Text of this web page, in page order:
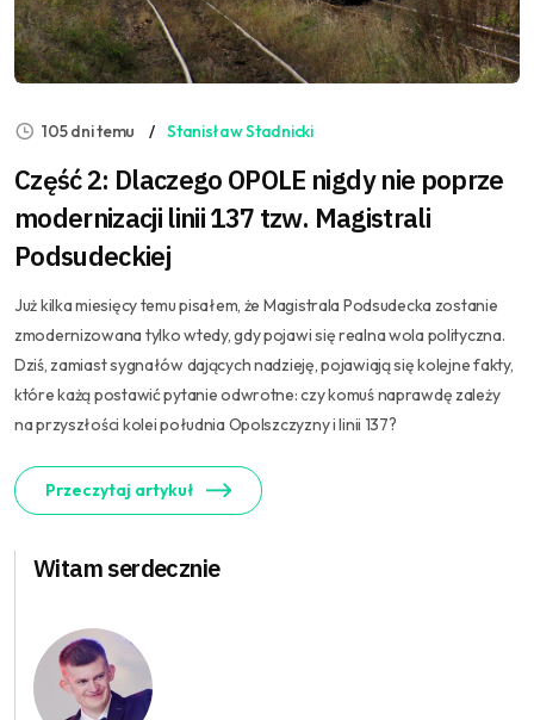
105 dni temu Stanisław Stadnicki
Część 2: Dlaczego OPOLE nigdy nie poprze
modernizacji linii 137 tzw. Magistrali
Podsudeckiej
Już kilka miesięcy temu pisałem, że Magistrala Podsudecka zostanie
zmodernizowana tylko wtedy, gdy pojawi się realna wola polityczna.
Dziś, zamiast sygnałów dających nadzieję, pojawiają się kolejne fakty,
które każą postawić pytanie odwrotne: czy komuś naprawdę zależy
na przyszłości kolei południa Opolszczyzny i linii 137?
Przeczytaj artykuł
Witam serdecznie